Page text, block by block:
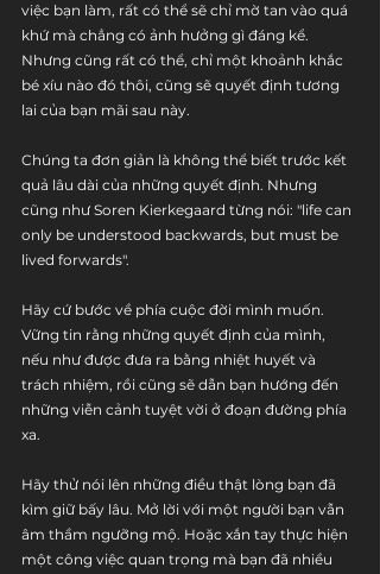
việc bạn làm, rất có thể sẽ chỉ mờ tan vào quá
khứ mà chẳng có ảnh hưởng gì đáng kể.
Nhưng cũng rất có thể, chỉ một khoảnh khắc
bé xíu nào đó thôi, cũng sẽ quyết định tương
lai của bạn mãi sau này.
Chúng ta đơn giản là không thể biết trước kết
quả lâu dài của những quyết định. Nhưng
cũng như Soren Kierkegaard từng nói: "life can
only be understood backwards, but must be
lived forwards".
Hãy cứ bước về phía cuộc đời mình muốn.
Vững tin rằng những quyết định của mình,
nếu như được đưa ra bằng nhiệt huyết và
trách nhiệm, rồi cũng sẽ dẫn bạn hướng đến
những viễn cảnh tuyệt vời ở đoạn đường phía
xa.
Hãy thử nói lên những điều thật lòng bạn đã
kìm giữ bấy lâu. Mở lời với một người bạn vẫn
âm thầm ngưỡng mộ. Hoặc xắn tay thực hiện
một công việc quan trọng mà bạn đã nhiều